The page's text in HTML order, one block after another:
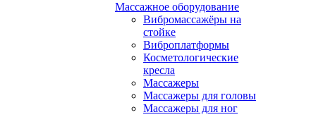
Массажное оборудование
Вибромассажёры на
стойке
Виброплатформы
Косметологические
кресла
Массажеры
Массажеры для головы
Массажеры для ног